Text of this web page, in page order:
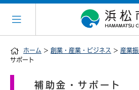
ホーム > 創業・産業・ビジネス > 産業
サポート
補助金・サポート